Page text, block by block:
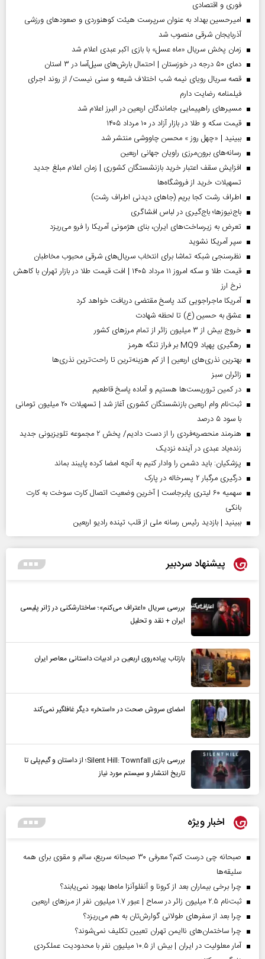
فوری و اقتصادی
امیرحسین بهداد به عنوان سرپرست هیئت کوهنوردی و صعودهای ورزشی
آذربایجان شرقی منصوب شد
زمان پخش سریال «ماه عسل» با بازی اکبر عبدی اعلام شد
دمای ۵۰ درجه در خوزستان | احتمال بارش‌های سیل‌آسا در ۳ استان
قصه سریال رویای نیمه شب اختلاف شیعه و سنی نیست/ از روند اجرای
فیلمنامه رضایت دارم
مسیر‌های راهپیمایی جاماندگان اربعین در البرز اعلام شد
قیمت سکه و طلا در بازار آزاد در ۱۰ مرداد ۱۴۰۵
ببینید | «چهل روز » محسن چاووشی منتشر شد
رسانه‌های برون‌مرزی راویان جهانی اربعین
افزایش سقف اعتبار خرید بازنشستگان کشوری | زمان اعلام مبلغ جدید
تسهیلات خرید از فروشگاه‌ها
اطراف رشت کجا بریم (جاهای دیدنی اطراف رشت)
باج‌نیوزها؛ باج‌گیری در لباس افشاگری
تعرض به زیرساخت‌های ایران، بنای هژمونی آمریکا را فرو می‌ریزد
سپر آمریکا نشوید
نظرسنجی شبکه تماشا برای انتخاب سریال‌های شرقی محبوب مخاطبان
قیمت طلا و سکه امروز ۱۱ مرداد ۱۴۰۵ | افت قیمت طلا در بازار تهران با کاهش
نرخ ارز
آمریکا ماجراجویی کند پاسخ مقتضی دریافت خواهد کرد
عشق به حسین (ع) تا لحظه شهادت
خروج بیش از ۳ میلیون زائر از تمام مرز‌های کشور
رهگیری پهپاد MQ9 بر فراز تنگه هرمز
بهترین نذری‌های اربعین | از کم هزینه‌ترین تا راحت‌ترین نذری‌ها
‌زائران سبز
در کمین تروریست‌ها هستیم و آماده پاسخ قاطعیم
ثبت‌نام وام اربعین بازنشستگان کشوری آغاز شد | تسهیلات ۲۰ میلیون تومانی
با سود ۵ درصد
هنرمند منحصر‌به‌فردی را از دست دادیم/ پخش ۲ مجموعه تلویزیونی جدید
زنده‌یاد عبدی در آینده نزدیک
پزشکیان: باید دشمن را وادار کنیم به آنچه امضا کرده پایبند بماند
درگیری مرگبار ۲ پسرخاله در پارک
سهمیه ۶۰ لیتری پابرجاست | آخرین وضعیت اتصال کارت سوخت به کارت
بانکی
ببینید | بازدید رئیس رسانه ملی از قلب تپنده رادیو اربعین
پیشنهاد سردبیر
بررسی سریال «اعتراف می‌کنم»؛ ساختارشکنی در ژانر پلیسی
ایران + نقد و تحلیل
بازتاب پیاده‌روی اربعین در ادبیات داستانی معاصر ایران
امضای سروش صحت در «استخر» دیگر غافلگیر نمی‌کند
بررسی بازی Silent Hill: Townfall؛ از داستان و گیم‌پلی تا
تاریخ انتشار و سیستم مورد نیاز
اخبار ویژه
صبحانه چی درست کنم؟ معرفی ۳۰ صبحانه سریع، سالم و مقوی برای همه
سلیقه‌ها
چرا برخی بیماران بعد از کرونا و آنفلوآنزا ماه‌ها بهبود نمی‌یابند؟
ثبت‌نام ۲.۵ میلیون زائر در سماح | عبور ۱.۷ میلیون نفر از مرز‌های اربعین
چرا بعد از سفرهای طولانی گوارش‌تان به هم می‌ریزد؟
چرا ساختمان‌های ناایمن تهران تعیین تکلیف نمی‌شوند؟
آمار معلولیت در ایران | بیش از ۱۰.۵ میلیون نفر با محدودیت عملکردی